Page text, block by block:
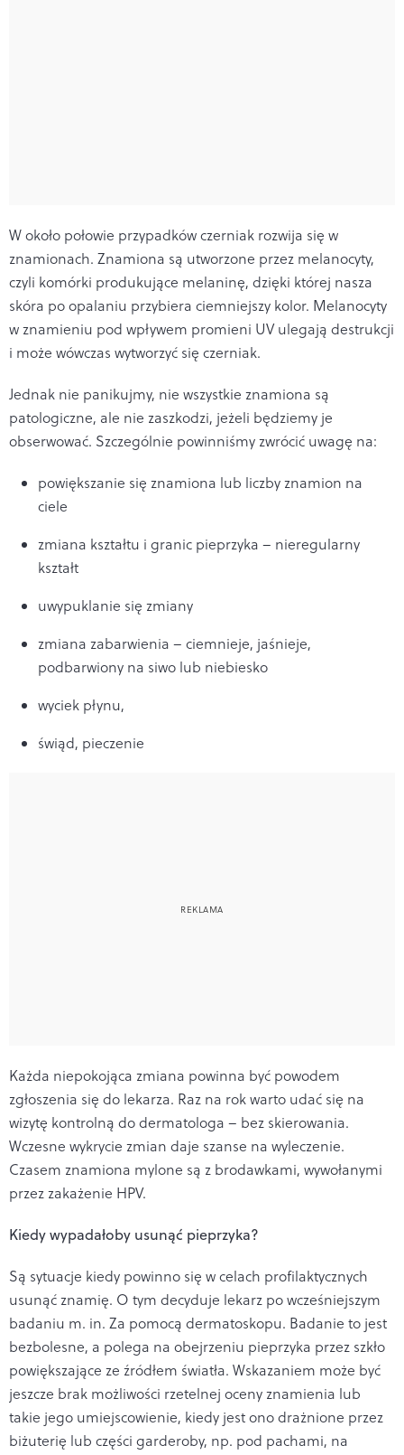
W około połowie przypadków czerniak rozwija się w
znamionach. Znamiona są utworzone przez melanocyty,
czyli komórki produkujące melaninę, dzięki której nasza
skóra po opalaniu przybiera ciemniejszy kolor. Melanocyty
w znamieniu pod wpływem promieni UV ulegają destrukcji
i może wówczas wytworzyć się czerniak.
Jednak nie panikujmy, nie wszystkie znamiona są
patologiczne, ale nie zaszkodzi, jeżeli będziemy je
obserwować. Szczególnie powinniśmy zwrócić uwagę na:
powiększanie się znamiona lub liczby znamion na
ciele
zmiana kształtu i granic pieprzyka – nieregularny
kształt
uwypuklanie się zmiany
zmiana zabarwienia – ciemnieje, jaśnieje,
podbarwiony na siwo lub niebiesko
wyciek płynu,
świąd, pieczenie
Każda niepokojąca zmiana powinna być powodem
zgłoszenia się do lekarza. Raz na rok warto udać się na
wizytę kontrolną do dermatologa – bez skierowania.
Wczesne wykrycie zmian daje szanse na wyleczenie.
Czasem znamiona mylone są z brodawkami, wywołanymi
przez zakażenie HPV.
Kiedy wypadałoby usunąć pieprzyka?
Są sytuacje kiedy powinno się w celach profilaktycznych
usunąć znamię. O tym decyduje lekarz po wcześniejszym
badaniu m. in. Za pomocą dermatoskopu. Badanie to jest
bezbolesne, a polega na obejrzeniu pieprzyka przez szkło
powiększające ze źródłem światła. Wskazaniem może być
jeszcze brak możliwości rzetelnej oceny znamienia lub
takie jego umiejscowienie, kiedy jest ono drażnione przez
biżuterię lub części garderoby, np. pod pachami, na